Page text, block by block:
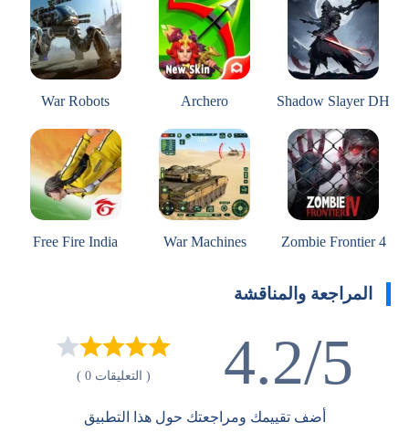
Shadow Slayer DH
Archero
War Robots
Zombie Frontier 4
War Machines
Free Fire India
المراجعة والمناقشة
4.2/5 ( التعليقات 0 )
أضف تقييمك ومراجعتك حول هذا التطبيق